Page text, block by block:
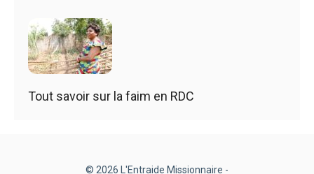
Tout savoir sur la faim en RDC
© 2026 L'Entraide Missionnaire -